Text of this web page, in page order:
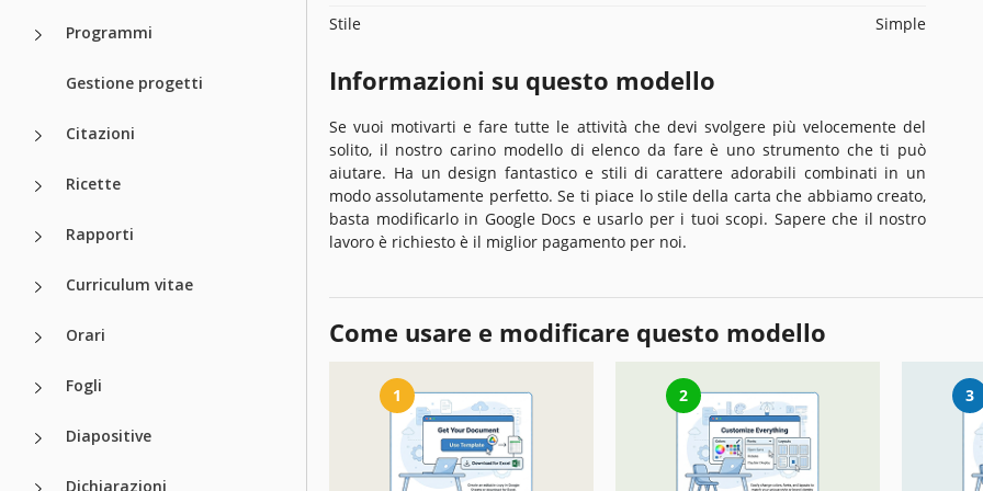
Programmi
Gestione progetti
Citazioni
Ricette
Rapporti
Curriculum vitae
Orari
Fogli
Diapositive
Dichiarazioni
Stile Simple
Informazioni su questo modello
Se vuoi motivarti e fare tutte le attività che devi svolgere più velocemente del
solito, il nostro carino modello di elenco da fare è uno strumento che ti può
aiutare. Ha un design fantastico e stili di carattere adorabili combinati in un
modo assolutamente perfetto. Se ti piace lo stile della carta che abbiamo creato,
basta modificarlo in Google Docs e usarlo per i tuoi scopi. Sapere che il nostro
lavoro è richiesto è il miglior pagamento per noi.
Come usare e modificare questo modello
1 2 3